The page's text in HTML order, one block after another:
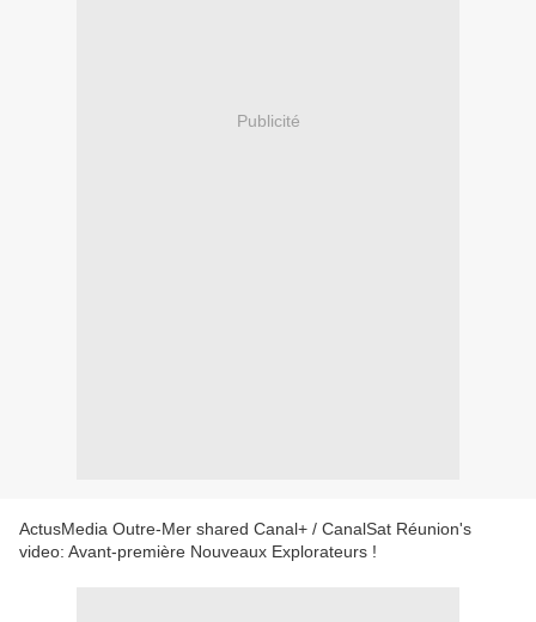
Publicité
ActusMedia Outre-Mer shared Canal+ / CanalSat Réunion's
video: Avant-première Nouveaux Explorateurs !